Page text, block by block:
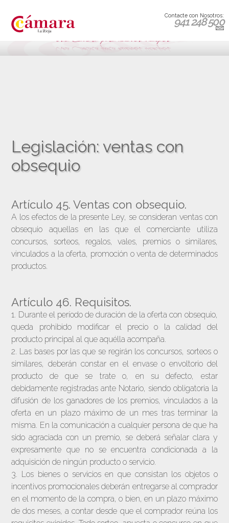
Contacte con Nosotros:
941 248 500
Legislación: ventas con
obsequio
Artículo 45. Ventas con obsequio.
A los efectos de la presente Ley, se consideran ventas con
obsequio aquellas en las que el comerciante utiliza
concursos, sorteos, regalos, vales, premios o similares,
vinculados a la oferta, promoción o venta de determinados
productos.
Artículo 46. Requisitos.
1. Durante el período de duración de la oferta con obsequio,
queda prohibido modificar el precio o la calidad del
producto principal al que aquélla acompaña.
2. Las bases por las que se regirán los concursos, sorteos o
similares, deberán constar en el envase o envoltorio del
producto de que se trate o, en su defecto, estar
debidamente registradas ante Notario, siendo obligatoria la
difusión de los ganadores de los premios, vinculados a la
oferta en un plazo máximo de un mes tras terminar la
misma. En la comunicación a cualquier persona de que ha
sido agraciada con un premio, se deberá señalar clara y
expresamente que no se encuentra condicionada a la
adquisición de ningún producto o servicio.
3. Los bienes o servicios en que consistan los objetos o
incentivos promocionales deberán entregarse al comprador
en el momento de la compra, o bien, en un plazo máximo
de dos meses, a contar desde que el comprador reúna los